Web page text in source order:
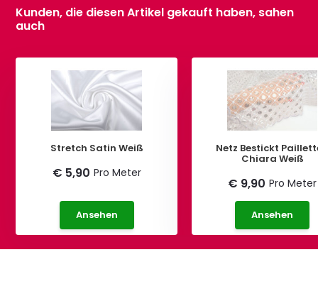
Kunden, die diesen Artikel gekauft haben, sahen
auch
Stretch Satin Weiß
€ 5,90 Pro Meter
Ansehen
Netz Bestickt
Chiara Weiß
€ 9,90 Pro Meter
Ansehen